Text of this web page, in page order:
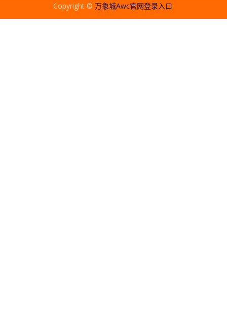
Copyright © 万象城awc官网登录入口.